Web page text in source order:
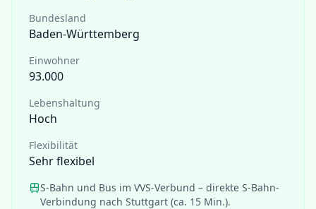
Bundesland
Baden-Württemberg
Einwohner
93.000
Lebenshaltung
Hoch
Flexibilität
Sehr flexibel
S-Bahn und Bus im VVS-Verbund – direkte S-Bahn-
Verbindung nach Stuttgart (ca. 15 Min.).